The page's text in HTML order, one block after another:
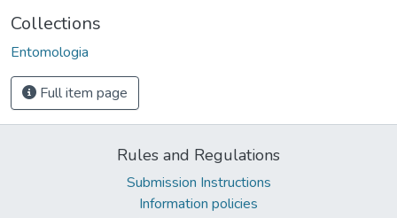
Collections
Entomologia
Full item page
Rules and Regulations
Submission Instructions
Information policies